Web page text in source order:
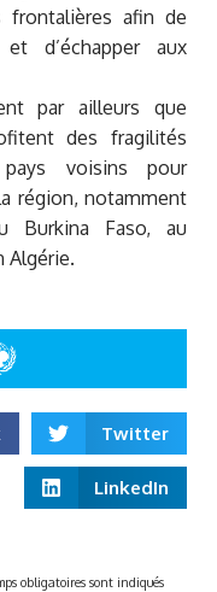
frontalières afin de
d’échapper aux
par ailleurs que
des fragilités
voisins pour
région, notamment
Burkina Faso, au
Algérie.
Twitter
LinkedIn
obligatoires sont indiqués